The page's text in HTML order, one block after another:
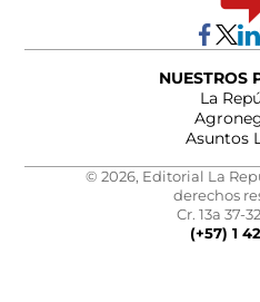
NUESTROS
La
Asuntos
© 2026, Editorial La
derechos
Cr. 13a 37-
(+57) 1